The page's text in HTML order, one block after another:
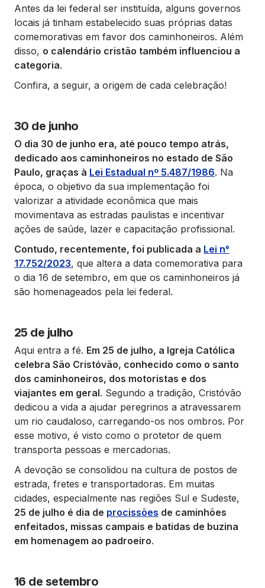
Antes da lei federal ser instituída, alguns governos
locais já tinham estabelecido suas próprias datas
comemorativas em favor dos caminhoneiros. Além
disso, o calendário cristão também influenciou a
categoria.
Confira, a seguir, a origem de cada celebração!
30 de junho
O dia 30 de junho era, até pouco tempo atrás,
dedicado aos caminhoneiros no estado de São
Paulo, graças à Lei Estadual nº 5.487/1986. Na
época, o objetivo da sua implementação foi
valorizar a atividade econômica que mais
movimentava as estradas paulistas e incentivar
ações de saúde, lazer e capacitação profissional.
Contudo, recentemente, foi publicada a Lei n°
17.752/2023, que altera a data comemorativa para
o dia 16 de setembro, em que os caminhoneiros já
são homenageados pela lei federal.
25 de julho
Aqui entra a fé. Em 25 de julho, a Igreja Católica
celebra São Cristóvão, conhecido como o santo
dos caminhoneiros, dos motoristas e dos
viajantes em geral. Segundo a tradição, Cristóvão
dedicou a vida a ajudar peregrinos a atravessarem
um rio caudaloso, carregando-os nos ombros. Por
esse motivo, é visto como o protetor de quem
transporta pessoas e mercadorias.
A devoção se consolidou na cultura de postos de
estrada, fretes e transportadoras. Em muitas
cidades, especialmente nas regiões Sul e Sudeste,
25 de julho é dia de procissões de caminhões
enfeitados, missas campais e batidas de buzina
em homenagem ao padroeiro.
16 de setembro